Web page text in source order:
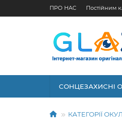
ПРО НАС Постійним
СОНЦЕЗАХИСНІ
КАТЕГОРІЇ